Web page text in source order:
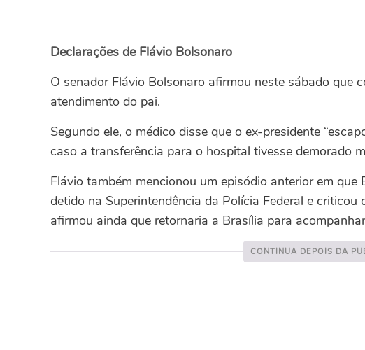
Declarações de Flávio Bolsonaro
O senador Flávio Bolsonaro afirmou neste sábado que
atendimento do pai.
Segundo ele, o médico disse que o ex-presidente
caso a transferência para o hospital tivesse demorado
Flávio também mencionou um episódio anterior em
detido na Superintendência da Polícia Federal e
afirmou ainda que retornaria a Brasília para